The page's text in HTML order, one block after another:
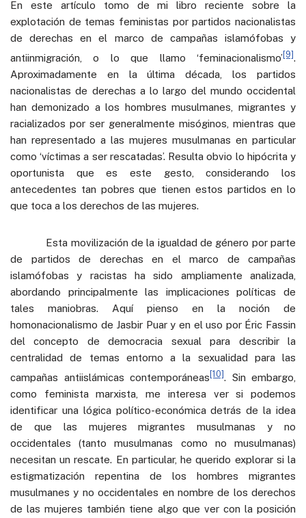
En este artículo tomo de mi libro reciente sobre la
explotación de temas feministas por partidos nacionalistas
de derechas en el marco de campañas islamófobas y
antiinmigración, o lo que llamo ‘feminacionalismo’[9].
Aproximadamente en la última década, los partidos
nacionalistas de derechas a lo largo del mundo occidental
han demonizado a los hombres musulmanes, migrantes y
racializados por ser generalmente misóginos, mientras que
han representado a las mujeres musulmanas en particular
como ‘víctimas a ser rescatadas’. Resulta obvio lo hipócrita y
oportunista que es este gesto, considerando los
antecedentes tan pobres que tienen estos partidos en lo
que toca a los derechos de las mujeres.
Esta movilización de la igualdad de género por parte
de partidos de derechas en el marco de campañas
islamófobas y racistas ha sido ampliamente analizada,
abordando principalmente las implicaciones políticas de
tales maniobras. Aquí pienso en la noción de
homonacionalismo de Jasbir Puar y en el uso por Éric Fassin
del concepto de democracia sexual para describir la
centralidad de temas entorno a la sexualidad para las
campañas antiislámicas contemporáneas[10]. Sin embargo,
como feminista marxista, me interesa ver si podemos
identificar una lógica político-económica detrás de la idea
de que las mujeres migrantes musulmanas y no
occidentales (tanto musulmanas como no musulmanas)
necesitan un rescate. En particular, he querido explorar si la
estigmatización repentina de los hombres migrantes
musulmanes y no occidentales en nombre de los derechos
de las mujeres también tiene algo que ver con la posición